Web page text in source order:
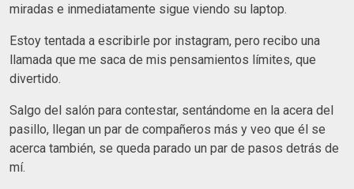
miradas e inmediatamente sigue viendo su laptop.
Estoy tentada a escribirle por instagram, pero recibo una
llamada que me saca de mis pensamientos límites, que
divertido.
Salgo del salón para contestar, sentándome en la acera del
pasillo, llegan un par de compañeros más y veo que él se
acerca también, se queda parado un par de pasos detrás de
mí.